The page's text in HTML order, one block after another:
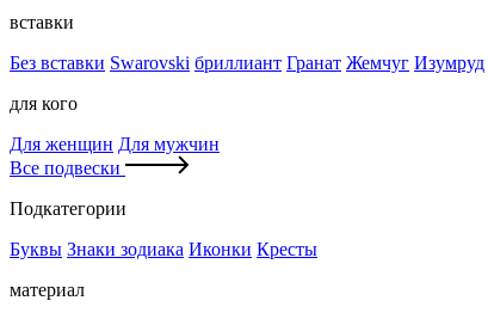
вставки
Без вставки Swarovski бриллиант Гранат Жемчуг Изумруд
для кого
Для женщин Для мужчин
Все подвески
Подкатегории
Буквы Знаки зодиака Иконки Кресты
материал